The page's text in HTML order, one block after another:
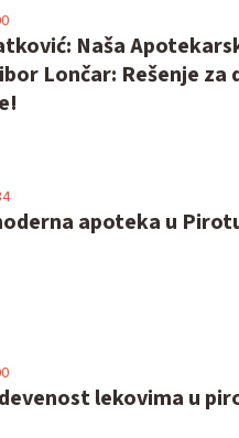
Naša
Lončar: Rešenje za
apoteka u
lekovima u